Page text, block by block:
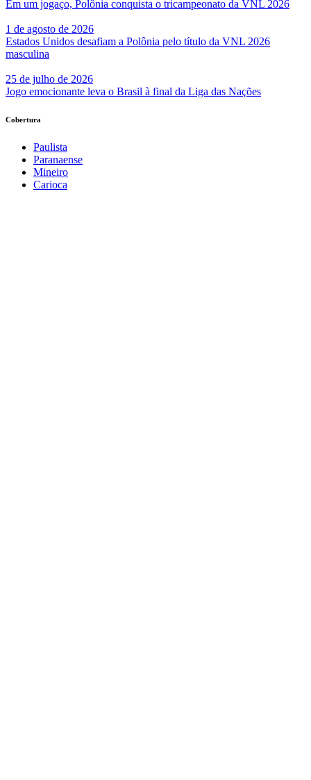
Em um jogaço, Polônia conquista o tricampeonato da VNL 2026
1 de agosto de 2026
Estados Unidos desafiam a Polônia pelo título da VNL 2026
masculina
25 de julho de 2026
Jogo emocionante leva o Brasil à final da Liga das Nações
Cobertura
Paulista
Paranaense
Mineiro
Carioca